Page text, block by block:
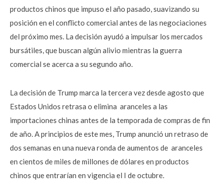
productos chinos que impuso el año pasado, suavizando su
posición en el conflicto comercial antes de las negociaciones
del próximo mes. La decisión ayudó a impulsar los mercados
bursátiles, que buscan algún alivio mientras la guerra
comercial se acerca a su segundo año.
La decisión de Trump marca la tercera vez desde agosto que
Estados Unidos retrasa o elimina aranceles a las
importaciones chinas antes de la temporada de compras de fin
de año. A principios de este mes, Trump anunció un retraso de
dos semanas en una nueva ronda de aumentos de aranceles
en cientos de miles de millones de dólares en productos
chinos que entrarían en vigencia el I de octubre.